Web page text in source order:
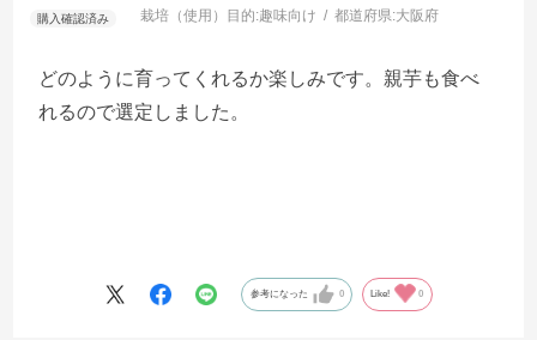
栽培（使用）目的:趣味向け 都道府県:大阪府
どのように育ってくれるか楽しみです。親芋も食べ
れるので選定しました。
参考になった 0 Like! 0